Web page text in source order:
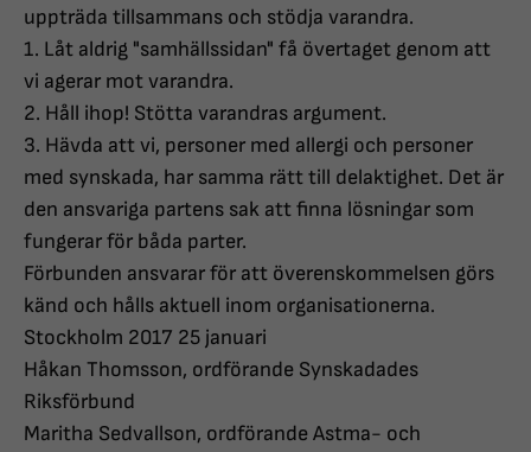
uppträda tillsammans och stödja varandra.
1. Låt aldrig "samhällssidan" få övertaget genom att
vi agerar mot varandra.
2. Håll ihop! Stötta varandras argument.
3. Hävda att vi, personer med allergi och personer
med synskada, har samma rätt till delaktighet. Det är
den ansvariga partens sak att finna lösningar som
fungerar för båda parter.
Förbunden ansvarar för att överenskommelsen görs
känd och hålls aktuell inom organisationerna.
Stockholm 2017 25 januari
Håkan Thomsson, ordförande Synskadades
Riksförbund
Maritha Sedvallson, ordförande Astma- och